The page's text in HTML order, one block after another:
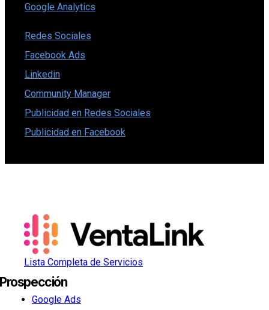
Google Analytics
Redes Sociales
Facebook Ads
Linkedin
Community Manager
Publicidad en Redes Sociales
Publicidad en Facebook
Lista Completa de Servicios
Prospección
Google Ads